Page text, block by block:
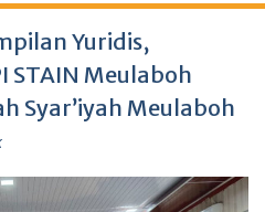
Yuridis,
STAIN Meulaboh
Syar’iyah Meulaboh